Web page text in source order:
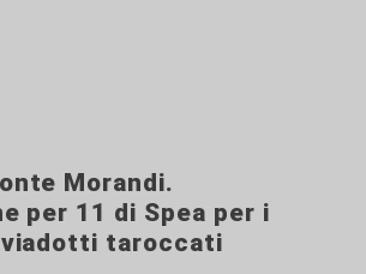
Morandi.
per 11 di Spea per i
taroccati